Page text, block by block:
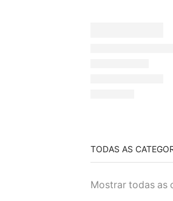
TODAS AS
Mostrar todas as